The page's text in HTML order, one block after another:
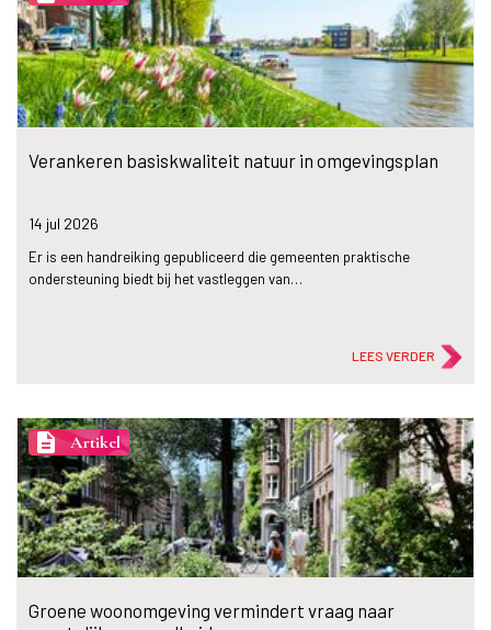
Verankeren basiskwaliteit natuur in omgevingsplan
14 jul 2026
Er is een handreiking gepubliceerd die gemeenten praktische
ondersteuning biedt bij het vastleggen van…
LEES VERDER
description Artikel
Groene woonomgeving vermindert vraag naar